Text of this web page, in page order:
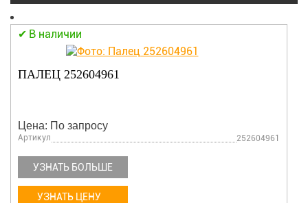
В наличии
ПАЛЕЦ 252604961
Цена: По запросу
Артикул 252604961
УЗНАТЬ БОЛЬШЕ
УЗНАТЬ ЦЕНУ